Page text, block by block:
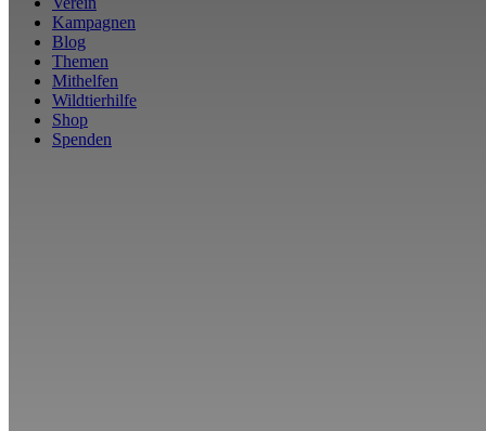
Kampagnen
Blog
Themen
Mithelfen
Wildtierhilfe
Shop
Spenden